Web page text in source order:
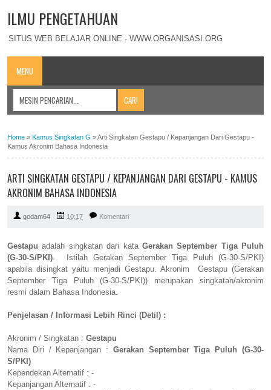
ILMU PENGETAHUAN
SITUS WEB BELAJAR ONLINE - WWW.ORGANISASI.ORG
MENU
Home » Kamus Singkatan G »Arti Singkatan Gestapu / Kepanjangan Dari Gestapu -
Kamus Akronim Bahasa Indonesia
ARTI SINGKATAN GESTAPU / KEPANJANGAN DARI GESTAPU - KAMUS
AKRONIM BAHASA INDONESIA
godam64 10:17 Komentari
Gestapu adalah singkatan dari kata Gerakan September Tiga Puluh
(G-30-S/PKI). Istilah Gerakan September Tiga Puluh (G-30-S/PKI)
apabila disingkat yaitu menjadi Gestapu. Akronim Gestapu (Gerakan
September Tiga Puluh (G-30-S/PKI)) merupakan singkatan/akronim
resmi dalam Bahasa Indonesia.
Penjelasan / Informasi Lebih Rinci (Detil) :
Akronim / Singkatan : Gestapu
Nama Diri / Kepanjangan : Gerakan September Tiga Puluh (G-30-
S/PKI)
Kependekan Alternatif : -
Kepanjangan Alternatif : -